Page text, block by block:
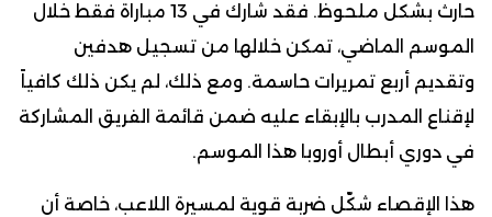
حارث بشكل ملحوظ. فقد شارك في 13 مباراة فقط خلال
الموسم الماضي، تمكن خلالها من تسجيل هدفين
وتقديم أربع تمريرات حاسمة. ومع ذلك، لم يكن ذلك كافياً
لإقناع المدرب بالإبقاء عليه ضمن قائمة الفريق المشاركة
في دوري أبطال أوروبا هذا الموسم.
هذا الإقصاء شكّل ضربة قوية لمسيرة اللاعب، خاصة أن